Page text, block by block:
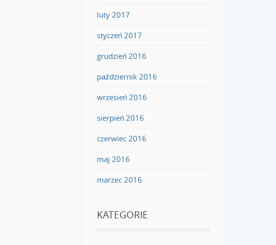
luty 2017
styczeń 2017
grudzień 2016
październik 2016
wrzesień 2016
sierpień 2016
czerwiec 2016
maj 2016
marzec 2016
KATEGORIE